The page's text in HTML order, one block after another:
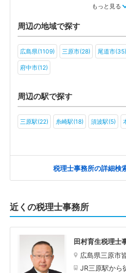
もっと見る
周辺の地域で探す
広島県(1109) 三原市(28) 尾道市(35)
府中市(12)
周辺の駅で探す
三原駅(22) 糸崎駅(18) 須波駅(5)
税理士事務所の詳細検
近くの税理士事務所
田村育生税理士
広島県三原市
JR三原駅か